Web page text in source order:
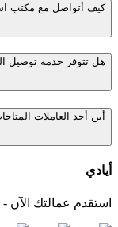
كيف أتواصل مع مكتب
هل تتوفر خدمة توصيل
أين أجد العاملات
أيادي
استقدم عمالتك الآن